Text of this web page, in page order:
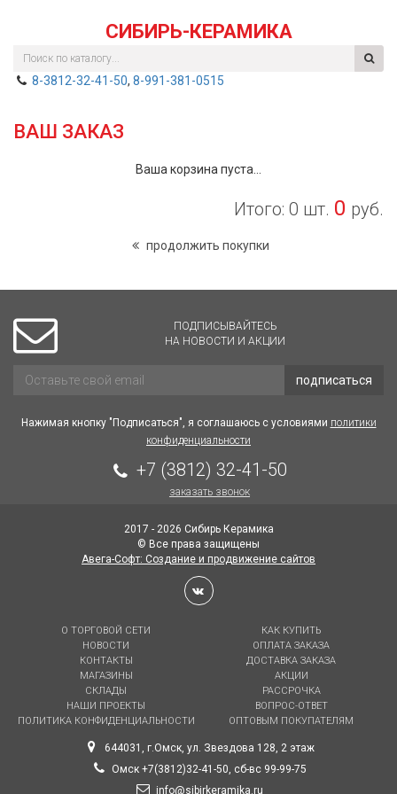
СИБИРЬ-КЕРАМИКА
8-3812-32-41-50, 8-991-381-0515
ВАШ ЗАКАЗ
Ваша корзина пуста...
Итого: 0 шт. 0 руб.
продолжить покупки
ПОДПИСЫВАЙТЕСЬ
НА НОВОСТИ И АКЦИИ
подписаться
Нажимая кнопку "Подписаться", я соглашаюсь с условиями политики
конфиденциальности
+7 (3812) 32-41-50
заказать звонок
2017 - 2026 Сибирь Керамика
© Все права защищены
Авега-Софт: Создание и продвижение сайтов
О ТОРГОВОЙ СЕТИ
НОВОСТИ
КОНТАКТЫ
МАГАЗИНЫ
СКЛАДЫ
НАШИ ПРОЕКТЫ
ПОЛИТИКА КОНФИДЕНЦИАЛЬНОСТИ
КАК КУПИТЬ
ОПЛАТА ЗАКАЗА
ДОСТАВКА ЗАКАЗА
АКЦИИ
РАССРОЧКА
ВОПРОС-ОТВЕТ
ОПТОВЫМ ПОКУПАТЕЛЯМ
644031, г.Омск, ул. Звездова 128, 2 этаж
Омск +7(3812)32-41-50, сб-вс 99-99-75
info@sibirkeramika.ru